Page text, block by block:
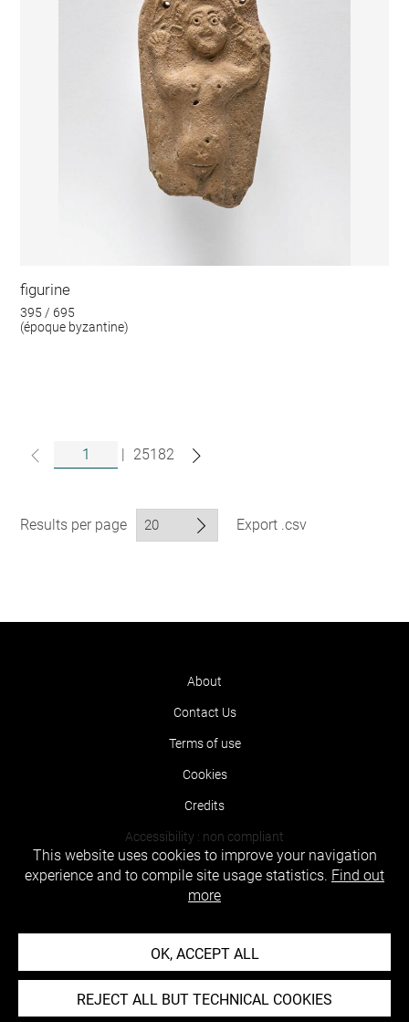
figurine
395 / 695
(époque byzantine)
| 25182
Results per page Export .csv
About
Contact Us
Terms of use
Cookies
Credits
Accessibility : non compliant
This website uses cookies to improve your navigation
experience and to compile site usage statistics. Find out
more
OK, ACCEPT ALL
REJECT ALL BUT TECHNICAL COOKIES